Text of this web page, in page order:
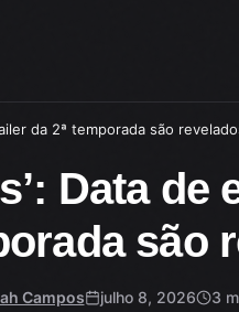
da 2ª temporada são
Data de
são
Campos julho 8, 2026 3